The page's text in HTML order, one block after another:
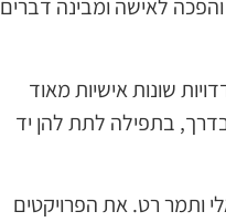
לאישה ומבינה דברים
שונות אישיות מאוד
בתפילה לתת להן יד
ותמר רט. את הפרויקטים